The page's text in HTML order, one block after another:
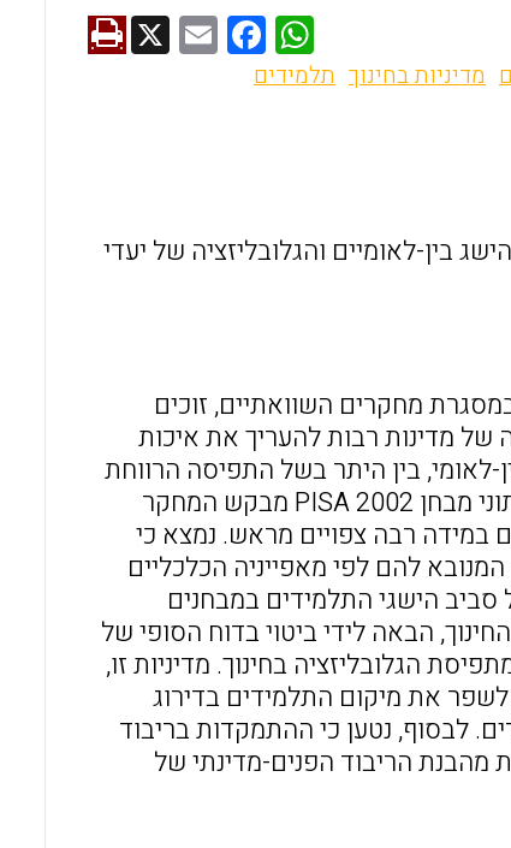
W
h
p
F
a
k
E
m
X
מדיניות בחינוך תלמידים
בין-לאומיים והגלובליזציה של יעדי
מחקרים השוואתיים, זוכים
של מדינות רבות להעריך את איכות
לאומי, בין היתר בשל התפיסה הרווחת
המקשרת בין דירוג זה ובין כלכלת העבודה הגלובלית. בהתבסס על נתוני מבחן PISA 2002 מבקש המחקר
במידה רבה צפויים מראש. נמצא כי
להם לפי מאפייניה הכלכליים
סביב הישגי התלמידים במבחנים
הבאה לידי ביטוי בדוח הסופי של
חינוכית מתפיסת הגלובליזציה בחינוך. מדיניות זו,
את מיקום התלמידים בדירוג
לבסוף, נטען כי ההתמקדות בריבוד
מהבנת הריבוד הפנים-מדינתי של